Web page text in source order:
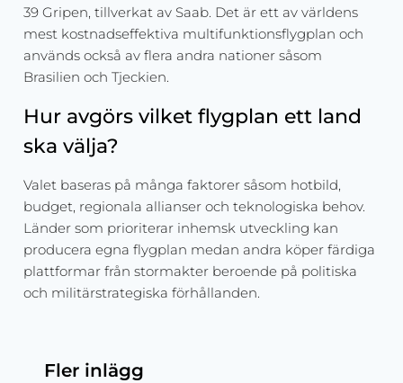
39 Gripen, tillverkat av Saab. Det är ett av världens
mest kostnadseffektiva multifunktionsflygplan och
används också av flera andra nationer såsom
Brasilien och Tjeckien.
Hur avgörs vilket flygplan ett land
ska välja?
Valet baseras på många faktorer såsom hotbild,
budget, regionala allianser och teknologiska behov.
Länder som prioriterar inhemsk utveckling kan
producera egna flygplan medan andra köper färdiga
plattformar från stormakter beroende på politiska
och militärstrategiska förhållanden.
Fler inlägg